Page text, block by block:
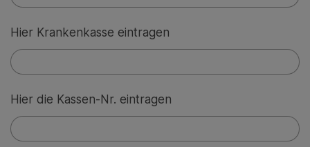
Hier Krankenkasse eintragen
Hier die Kassen-Nr. eintragen